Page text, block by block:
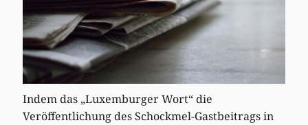
Indem das „Luxemburger Wort“ die
Veröffentlichung des Schockmel-Gastbeitrags in